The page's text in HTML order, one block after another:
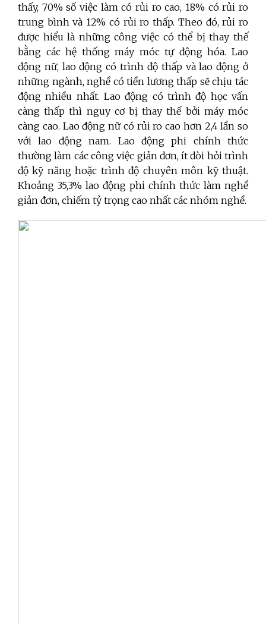
thấy, 70% số việc làm có rủi ro cao, 18% có rủi ro
trung bình và 12% có rủi ro thấp. Theo đó, rủi ro
được hiểu là những công việc có thể bị thay thế
bằng các hệ thống máy móc tự động hóa. Lao
động nữ, lao động có trình độ thấp và lao động ở
những ngành, nghề có tiền lương thấp sẽ chịu tác
động nhiều nhất. Lao động có trình độ học vấn
càng thấp thì nguy cơ bị thay thế bởi máy móc
càng cao. Lao động nữ có rủi ro cao hơn 2,4 lần so
với lao động nam. Lao động phi chính thức
thường làm các công việc giản đơn, ít đòi hỏi trình
độ kỹ năng hoặc trình độ chuyên môn kỹ thuật.
Khoảng 35,3% lao động phi chính thức làm nghề
giản đơn, chiếm tỷ trọng cao nhất các nhóm nghề.